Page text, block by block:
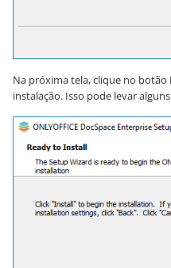
Na próxima tela, clique no botão
instalação. Isso pode levar